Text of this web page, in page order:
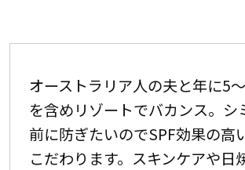
オーストラリア人の夫と年に5
を含めリゾートでバカンス。シ
前に防ぎたいのでSPF効果の高
こだわります。スキンケアや日